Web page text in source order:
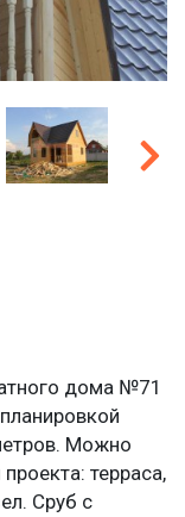
дома №71
Можно
терраса,
Сруб с